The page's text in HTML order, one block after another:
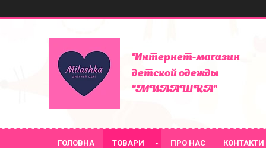
Интернет-магазин
детской одежды
"МИЛАШКА"
ГОЛОВНА ТОВАРИ ПРО НАС КОНТАКТИ